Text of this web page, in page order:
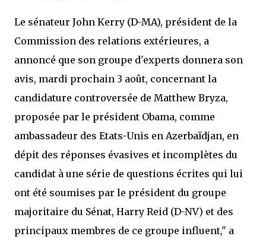
Le sénateur John Kerry (D-MA), président de la
Commission des relations extérieures, a
annoncé que son groupe d'experts donnera son
avis, mardi prochain 3 août, concernant la
candidature controversée de Matthew Bryza,
proposée par le président Obama, comme
ambassadeur des Etats-Unis en Azerbaïdjan, en
dépit des réponses évasives et incomplètes du
candidat à une série de questions écrites qui lui
ont été soumises par le président du groupe
majoritaire du Sénat, Harry Reid (D-NV) et des
principaux membres de ce groupe influent," a